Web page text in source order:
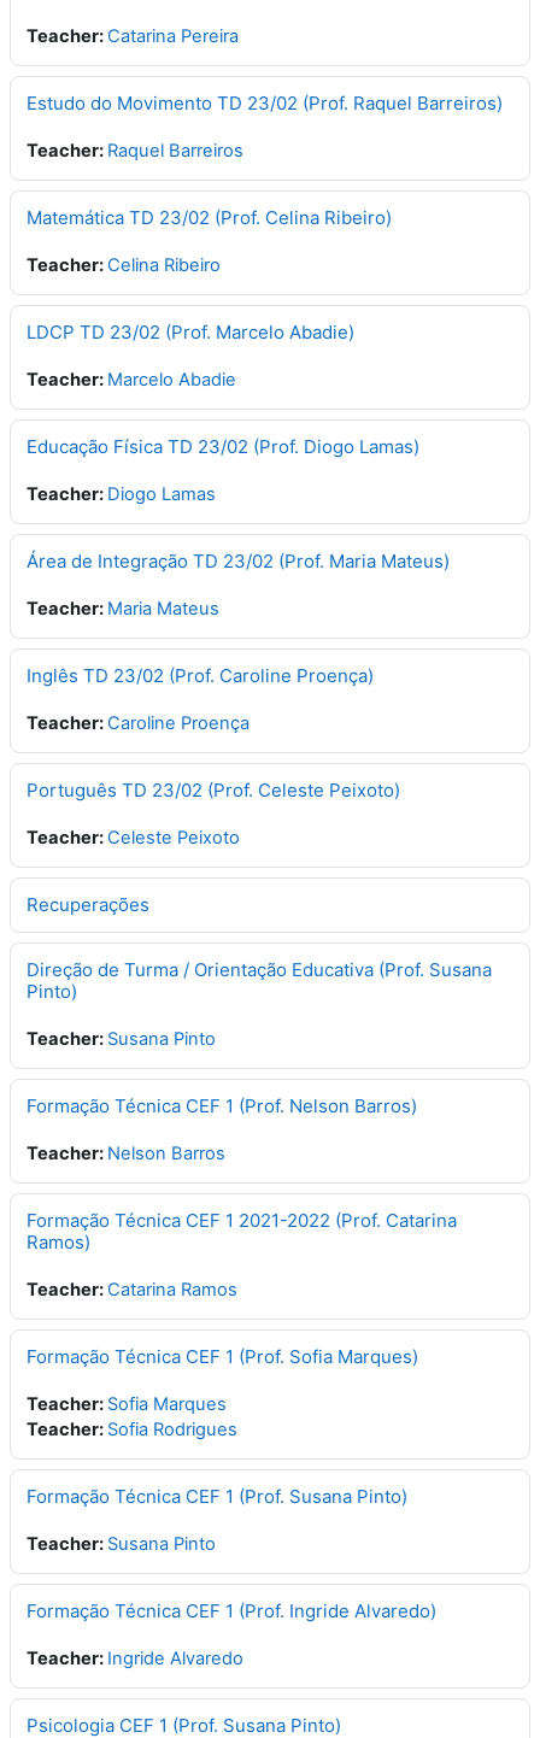
Teacher:Catarina Pereira
Estudo do Movimento TD 23/02 (Prof. Raquel Barreiros)
Teacher: Raquel Barreiros
Matemática TD 23/02 (Prof. Celina Ribeiro)
Teacher:Celina Ribeiro
LDCP TD 23/02 (Prof. Marcelo Abadie)
Teacher: Marcelo Abadie
Educação Física TD 23/02 (Prof. Diogo Lamas)
Teacher: Diogo Lamas
Área de Integração TD 23/02 (Prof. Maria Mateus)
Teacher: Maria Mateus
Inglês TD 23/02 (Prof. Caroline Proença)
Teacher:Caroline Proença
Português TD 23/02 (Prof. Celeste Peixoto)
Teacher:Celeste Peixoto
Recuperações
Direção de Turma / Orientação Educativa (Prof. Susana
Pinto)
Teacher: Susana Pinto
Formação Técnica CEF 1 (Prof. Nelson Barros)
Teacher: Nelson Barros
Formação Técnica CEF 1 2021-2022 (Prof. Catarina
Ramos)
Teacher:Catarina Ramos
Formação Técnica CEF 1 (Prof. Sofia Marques)
Teacher: Sofia Marques
Teacher: Sofia Rodrigues
Formação Técnica CEF 1 (Prof. Susana Pinto)
Teacher: Susana Pinto
Formação Técnica CEF 1 (Prof. Ingride Alvaredo)
Teacher: Ingride Alvaredo
Psicologia CEF 1 (Prof. Susana Pinto)